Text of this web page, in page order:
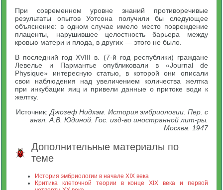
При современном уровне знаний противоречивые
результаты опытов Уотсона получили бы следующее
объяснение: в одном случае имело место повреждение
плаценты, нарушившее целостность барьера между
кровью матери и плода, в других — этого не было.
В последний год XVIII в. (7-й год республики) граждане
Левелье и Пармантье опубликовали в «Journal de
Physique» интересную статью, в которой они описали
свои наблюдения над увеличением количества желтка
при инкубации яиц и привели данные о притоке води к
желтку.
Источник: Джозеф Нидхэм. История эмбриологии. Пер. с
англ. А.В. Юдиной. Гос. изд-во иностранной лит-ры.
Москва. 1947
Дополнительные материалы по
теме
История эмбриологии в начале XIX века
Критика клеточной теории в конце XIX века и первой